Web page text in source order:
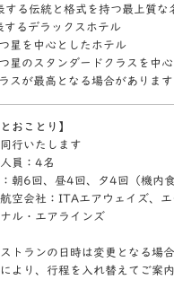
する伝統と格式を持つ最上質な
するデラックスホテル
星を中心としたホテル
星のスタンダードクラスを中
が最高となる場合があります
おことり】
行いたします
員：4名
朝6回、昼4回、夕4回（機内食
空会社：ITAエアウェイズ、
ル・エアラインズ
トランの日時は変更となる場合
より、行程を入れ替えてご案